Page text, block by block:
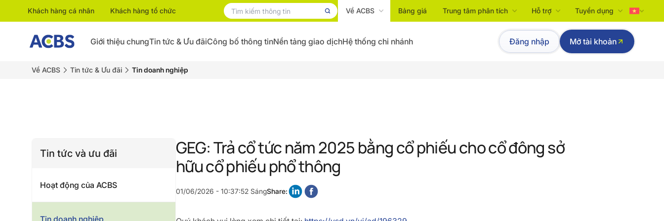
Khách hàng cá nhân Khách hàng tổ chức Về ACBS Bảng giá Trung tâm phân tích Hỗ trợ Tuyển dụng
Tiếng Việt
English
Giới thiệu chungTin tức & Ưu đãiCông bố thông tinNền tảng giao dịchHệ thống chi nhánh Đăng nhập Mở tài khoản
Về ACBS Tin tức & Ưu đãi Tin doanh nghiệp
Tin tức và ưu đãi
Hoạt động của ACBS
GEG: Trả cổ tức năm 2025 bằng cổ phiếu cho cổ đông sở
hữu cổ phiếu phổ thông
01/06/2026 - 10:37:52 SángShare: